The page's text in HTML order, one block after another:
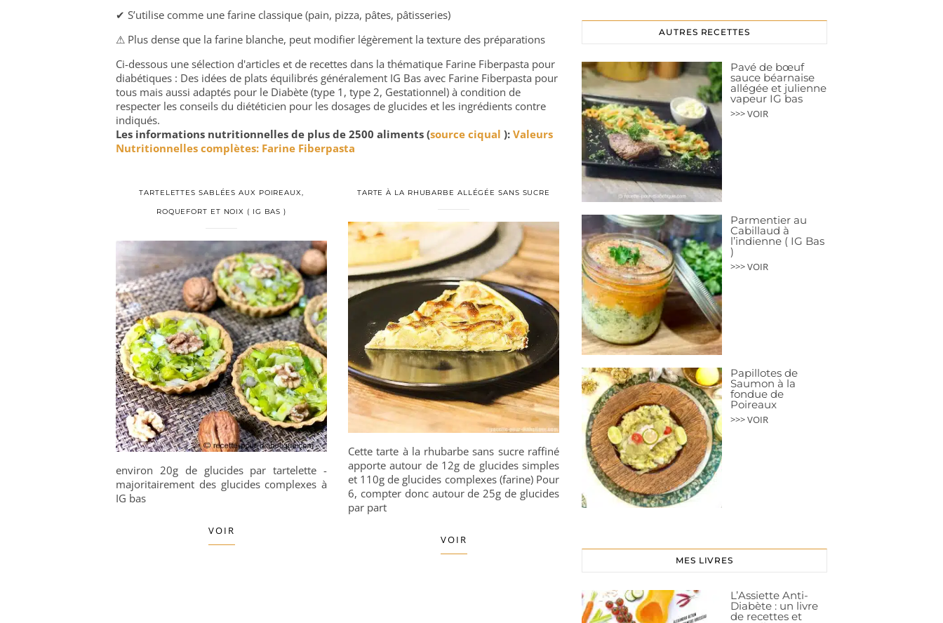
✔ S’utilise comme une farine classique (pain, pizza, pâtes, pâtisseries)
⚠ Plus dense que la farine blanche, peut modifier légèrement la texture des préparations
Ci-dessous une sélection d'articles et de recettes dans la thématique Farine Fiberpasta pour
diabétiques : Des idées de plats équilibrés généralement IG Bas avec Farine Fiberpasta pour
tous mais aussi adaptés pour le Diabète (type 1, type 2, Gestationnel) à condition de
respecter les conseils du diététicien pour les dosages de glucides et les ingrédients contre
indiqués.
Les informations nutritionnelles de plus de 2500 aliments (source ciqual ): Valeurs
Nutritionnelles complètes: Farine Fiberpasta
TARTELETTES SABLÉES AUX POIREAUX,
ROQUEFORT ET NOIX ( IG BAS )
environ 20g de glucides par tartelette -
majoritairement des glucides complexes à
IG bas
VOIR
TARTE À LA RHUBARBE ALLÉGÉE SANS SUCRE
Cette tarte à la rhubarbe sans sucre raffiné
apporte autour de 12g de glucides simples
et 110g de glucides complexes (farine) Pour
6, compter donc autour de 25g de glucides
par part
VOIR
AUTRES RECETTES
Pavé de bœuf
sauce béarnaise
allégée et julienne
vapeur IG bas
>>> VOIR
Parmentier au
Cabillaud à
l’indienne ( IG Bas
)
>>> VOIR
Papillotes de
Saumon à la
fondue de
Poireaux
>>> VOIR
MES LIVRES
L’Assiette Anti-
Diabète : un livre
de recettes et